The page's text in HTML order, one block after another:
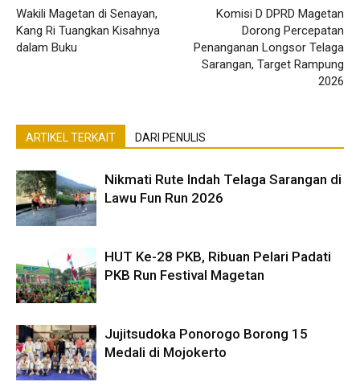
Wakili Magetan di Senayan,
Kang Ri Tuangkan Kisahnya
dalam Buku
Komisi D DPRD Magetan
Dorong Percepatan
Penanganan Longsor Telaga
Sarangan, Target Rampung
2026
ARTIKEL TERKAIT DARI PENULIS
Nikmati Rute Indah Telaga Sarangan di
Lawu Fun Run 2026
HUT Ke-28 PKB, Ribuan Pelari Padati
PKB Run Festival Magetan
Jujitsudoka Ponorogo Borong 15
Medali di Mojokerto